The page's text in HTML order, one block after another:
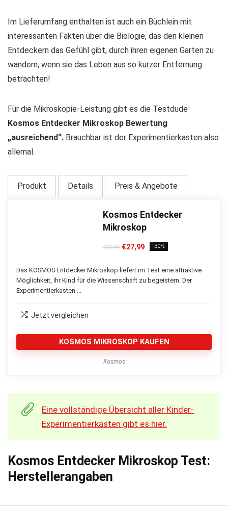
Im Lieferumfang enthalten ist auch ein Büchlein mit
interessanten Fakten über die Biologie, das den kleinen
Entdeckern das Gefühl gibt, durch ihren eigenen Garten zu
wandern, wenn sie das Leben aus so kurzer Entfernung
betrachten!
Für die Mikroskopie-Leistung gibt es die Testdude
Kosmos Entdecker Mikroskop Bewertung
„ausreichend“. Brauchbar ist der Experimentierkasten also
allemal.
Produkt Details Preis & Angebote
Kosmos Entdecker
Mikroskop
€39,99 Ursprünglicher
war:
€39,99
€27,99Aktueller
ist:
€27,99.
-30%
Das KOSMOS Entdecker Mikroskop liefert im Test eine attraktive
Möglichkeit, Ihr Kind für die Wissenschaft zu begeistern. Der
Experimentierkasten ...
Jetzt vergleichen
KOSMOS MIKROSKOP KAUFEN
Kosmos
Eine vollständige Übersicht aller Kinder-
Experimentierkästen gibt es hier.
Kosmos Entdecker Mikroskop Test:
Herstellerangaben